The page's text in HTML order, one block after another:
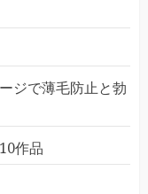
ジで薄毛防止と勃
作品